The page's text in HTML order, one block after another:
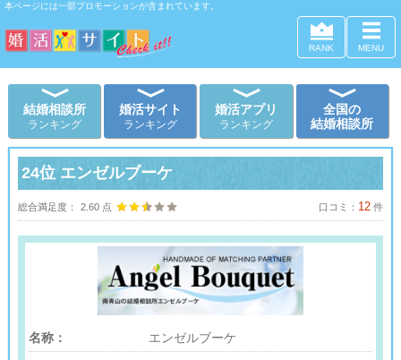
本ページには一部プロモーションが含まれています。
RANK MENU
結婚相談所
ランキング
婚活サイト
ランキング
婚活アプリ
ランキング
全国の
結婚相談所
24位 エンゼルブーケ
口コミ： 12 件
総合満足度： 2.60点
名称： エンゼルブーケ